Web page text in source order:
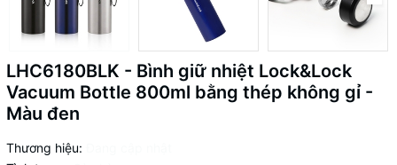
LHC6180BLK - Bình giữ nhiệt Lock&Lock
Vacuum Bottle 800ml bằng thép không gỉ -
Màu đen
Thương hiệu: